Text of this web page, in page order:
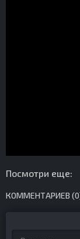
Посмотри еще:
КОММЕНТАРИЕВ